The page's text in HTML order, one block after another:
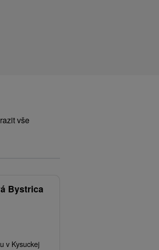
vše
Bystrica
v Kysuckej